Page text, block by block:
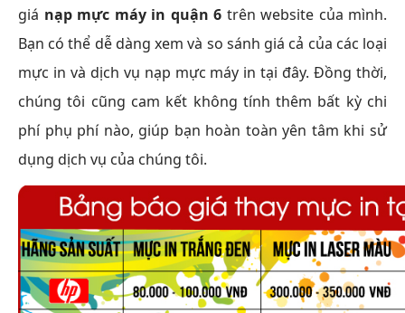
giá nạp mực máy in quận 6 trên website của mình.
Bạn có thể dễ dàng xem và so sánh giá cả của các loại
mực in và dịch vụ nạp mực máy in tại đây. Đồng thời,
chúng tôi cũng cam kết không tính thêm bất kỳ chi
phí phụ phí nào, giúp bạn hoàn toàn yên tâm khi sử
dụng dịch vụ của chúng tôi.